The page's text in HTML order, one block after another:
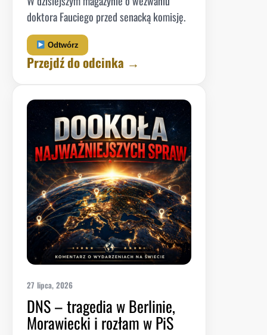
doktora Fauciego przed senacką komisję.
Odtwórz
Przejdź do odcinka →
27 lipca, 2026
DNS – tragedia w Berlinie,
Morawiecki i rozłam w PiS